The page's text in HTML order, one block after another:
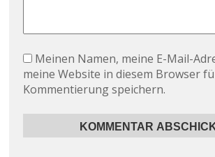
Meinen Namen, meine E-Mail-
meine Website in diesem Browser
Kommentierung speichern.